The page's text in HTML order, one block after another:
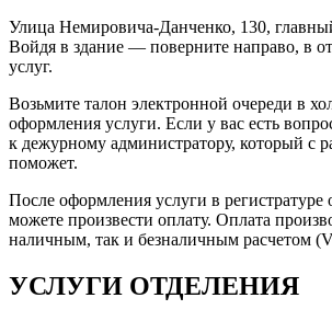
Улица Немировича-Данченко, 130,
Войдя в здание — поверните направо, в
услуг.
Возьмите талон электронной очереди в
оформления услуги. Если у вас есть
к дежурному администратору, который с
поможет.
После оформления услуги в регистратуре
можете произвести оплату. Оплата
наличным, так и безналичным расчетом
УСЛУГИ ОТДЕЛЕНИЯ